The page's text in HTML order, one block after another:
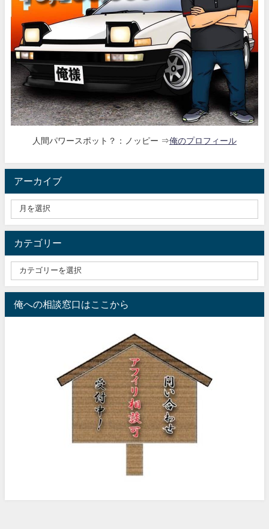
人間パワースポット？：ノッピー ⇒俺のプロフィール
アーカイブ
カテゴリー
俺への相談窓口はここから